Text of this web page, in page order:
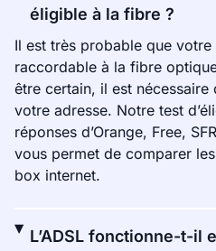
éligible à la fibre ?
Il est très probable que
raccordable à la fibre
être certain, il est nécessaire
votre adresse. Notre test
réponses d’Orange, Free,
vous permet de comparer
box internet.
L’ADSL fonctionne-t-il